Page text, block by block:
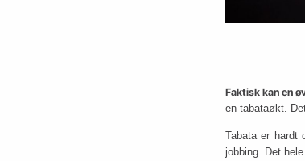
Faktisk kan en
en tabataøkt.
Tabata er hardt
jobbing. Det